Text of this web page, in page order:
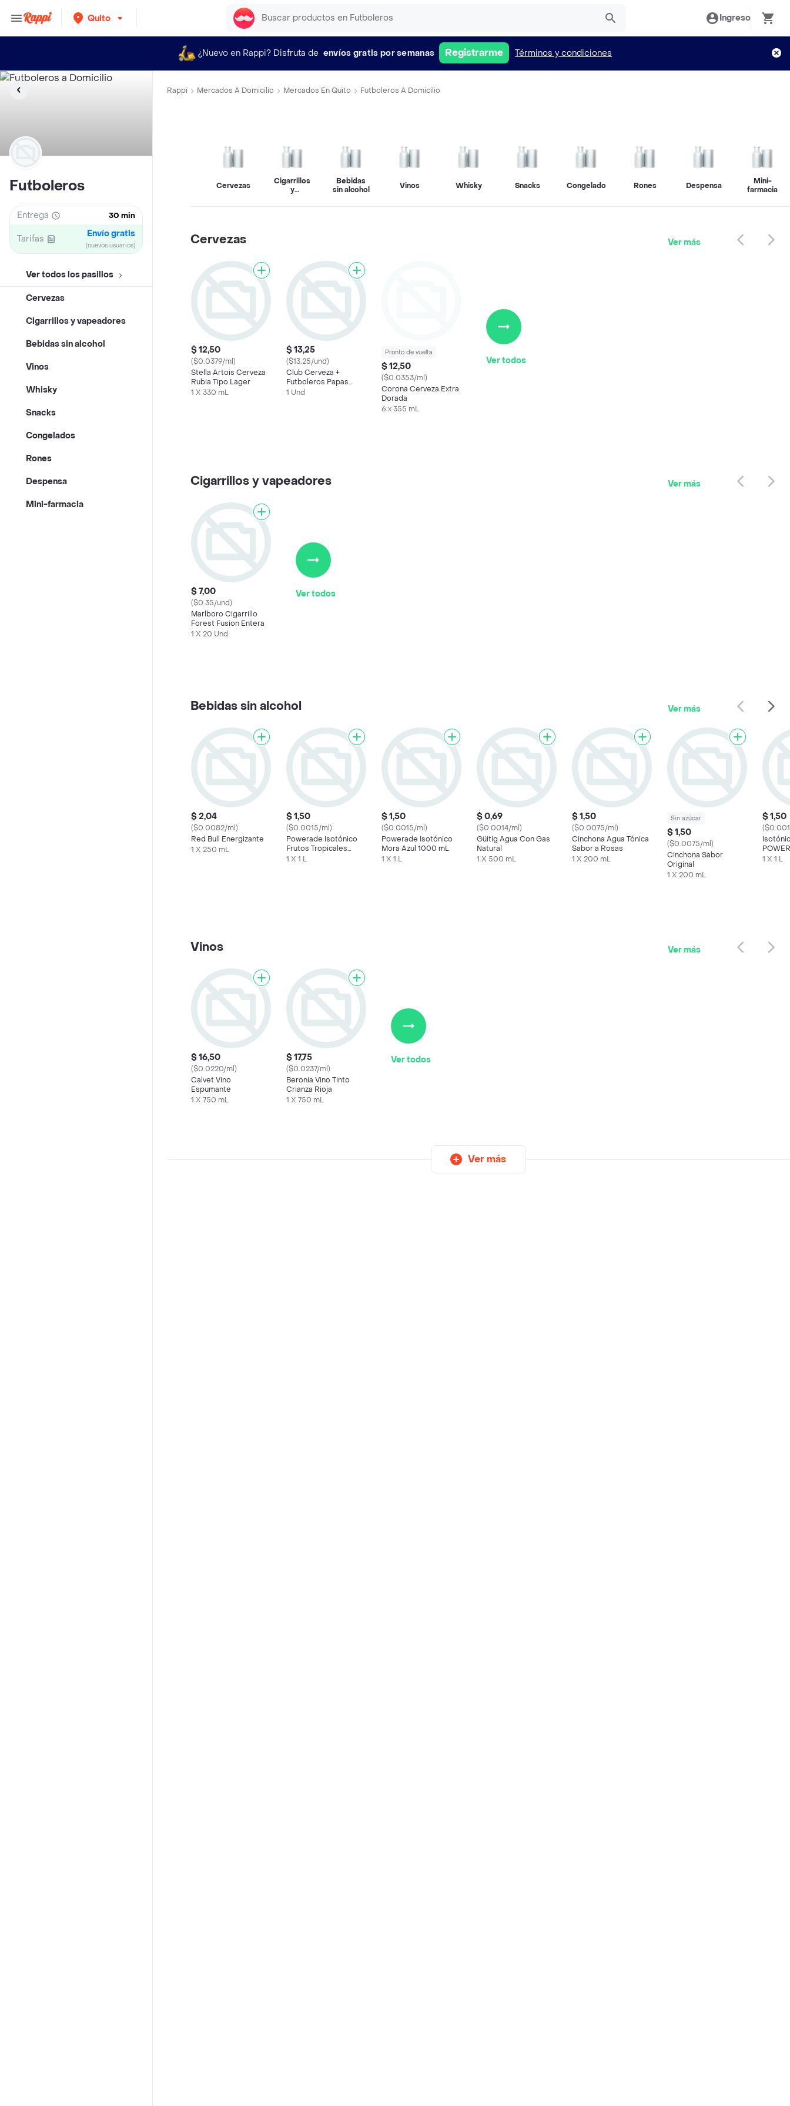
Quito Ingreso
¿Nuevo en Rappi? Disfruta de envíos gratis por semanas Registrarme Términos y condiciones
Futboleros
Entrega 30 min
Tarifas Envío gratis
(nuevos usuarios)
Ver todos los pasillos
Cervezas
Cigarrillos y vapeadores
Bebidas sin alcohol
Vinos
Whisky
Snacks
Congelados
Rones
Despensa
Mini-farmacia
Rappi Mercados A Domicilio Mercados En Quito Futboleros A Domicilio
Cervezas
Cigarrillos
y
Bebidas
sin alcohol
Vinos Whisky Snacks Congelados Rones Despensa
Mini-
farmacia
Cervezas Ver más
$ 12,50
($0.0379/ml)
Stella Artois Cerveza
Rubia Tipo Lager
1 X 330 mL
$ 13,25
($13.25/und)
Club Cerveza +
Futboleros Papas
Fritas
1 Und
Pronto de vuelta
$ 12,50
($0.0353/ml)
Corona Cerveza Extra
Dorada
6 x 355 mL
Ver todos
Cigarrillos y vapeadores Ver más
$ 7,00
($0.35/und)
Marlboro Cigarrillo
Forest Fusion Entera
1 X 20 Und
Ver todos
Bebidas sin alcohol Ver más
$ 2,04
($0.0082/ml)
Red Bull Energizante
1 X 250 mL
$ 1,50
($0.0015/ml)
Powerade Isotónico
Frutos Tropicales
1000 mL
1 X 1 L
$ 1,50
($0.0015/ml)
Powerade Isotónico
Mora Azul 1000 mL
1 X 1 L
$ 0,69
($0.0014/ml)
Güitig Agua Con Gas
Natural
1 X 500 mL
$ 1,50
($0.0075/ml)
Cinchona Agua Tónica
Sabor a Rosas
1 X 200 mL
Sin azúcar
$ 1,50
($0.0075/ml)
Cinchona Sabor
Original
1 X 200 mL
$ 1,50
1 X 1 L
Vinos Ver más
$ 16,50
($0.0220/ml)
Calvet Vino
Espumante
1 X 750 mL
$ 17,75
($0.0237/ml)
Beronia Vino Tinto
Crianza Rioja
1 X 750 mL
Ver todos
Ver más